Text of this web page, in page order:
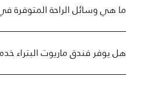
ما هي وسائل الراحة المتوفرة
هل يوفر فندق ماريوت البتراء